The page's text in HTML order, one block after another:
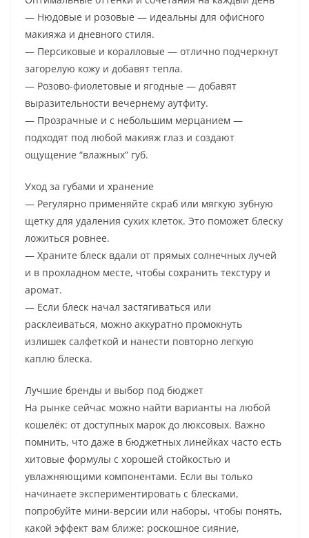
— Нюдовые и розовые — идеальны для офисного
макияжа и дневного стиля.
— Персиковые и коралловые — отлично подчеркнут
загорелую кожу и добавят тепла.
— Розово-фиолетовые и ягодные — добавят
выразительности вечернему аутфиту.
— Прозрачные и с небольшим мерцанием —
подходят под любой макияж глаз и создают
ощущение “влажных” губ.
Уход за губами и хранение
— Регулярно применяйте скраб или мягкую зубную
щетку для удаления сухих клеток. Это поможет блеску
ложиться ровнее.
— Храните блеск вдали от прямых солнечных лучей
и в прохладном месте, чтобы сохранить текстуру и
аромат.
— Если блеск начал застягиваться или
расклеиваться, можно аккуратно промокнуть
излишек салфеткой и нанести повторно легкую
каплю блеска.
Лучшие бренды и выбор под бюджет
На рынке сейчас можно найти варианты на любой
кошелёк: от доступных марок до люксовых. Важно
помнить, что даже в бюджетных линейках часто есть
хитовые формулы с хорошей стойкостью и
увлажняющими компонентами. Если вы только
начинаете экспериментировать с блесками,
попробуйте мини-версии или наборы, чтобы понять,
какой эффект вам ближе: роскошное сияние,